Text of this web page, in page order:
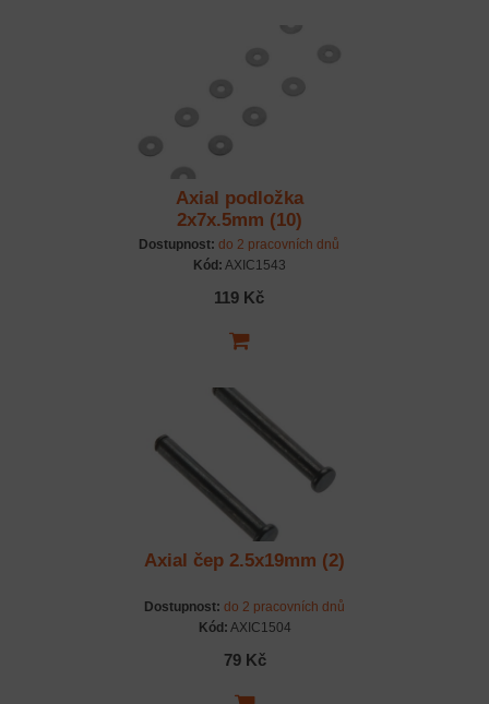
Axial podložka
2x7x.5mm (10)
Dostupnost: do 2 pracovních dnů
Kód: AXIC1543
119 Kč
Axial čep 2.5x19mm (2)
Dostupnost: do 2 pracovních dnů
Kód: AXIC1504
79 Kč